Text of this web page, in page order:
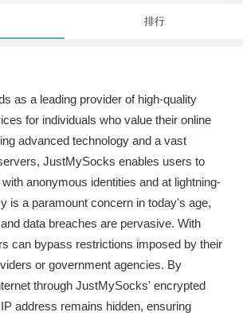
排行
as a leading provider of high-quality
for individuals who value their online
advanced technology and a vast
JustMySocks enables users to
anonymous identities and at lightning-
is a paramount concern in today's age,
data breaches are pervasive. With
can bypass restrictions imposed by their
or government agencies. By
through JustMySocks' encrypted
address remains hidden, ensuring